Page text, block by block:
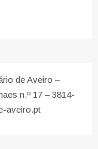
de Aveiro –
n.º 17 – 3814-
aveiro.pt